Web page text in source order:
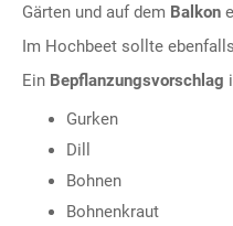
Gärten und auf dem Balkon
Im Hochbeet sollte
Ein Bepflanzungsvorschlag
Gurken
Dill
Bohnen
Bohnenkraut